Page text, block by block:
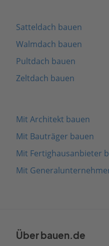
Satteldach bauen
Walmdach bauen
Pultdach bauen
Zeltdach bauen
Mit Architekt bauen
Mit Bauträger bauen
Mit Fertighausanbieter
Mit
Über bauen.de